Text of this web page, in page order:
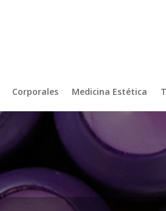
Corporales Medicina Estética